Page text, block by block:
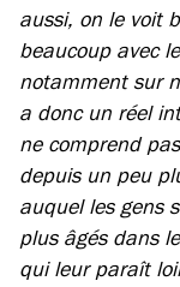
aussi, on le voit
beaucoup avec
notamment sur
a donc un réel
ne comprend
depuis un peu
auquel les gens
plus âgés dans
qui leur paraît